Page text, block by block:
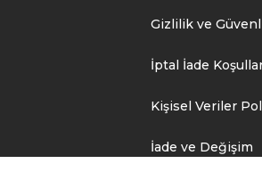
Gizlilik ve
İptal İade
Kişisel Veriler
İade ve Değişim